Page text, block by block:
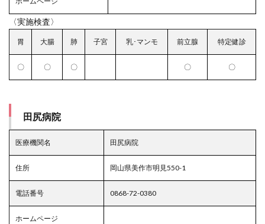
〈実施検査〉
胃 大腸 肺 子宮 乳･マンモ 前立腺 特定健診
〇 〇 〇 〇 〇
田尻病院
医療機関名 田尻病院
住所 岡山県美作市明見550-1
電話番号 0868-72-0380
ホームページ